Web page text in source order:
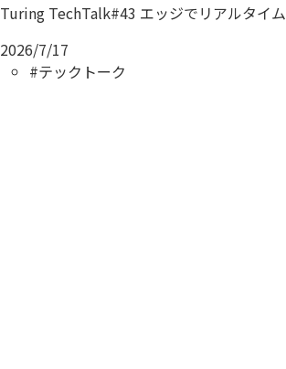
Turing TechTalk#43 エッジでリアルタイ
2026/7/17
#テックトーク